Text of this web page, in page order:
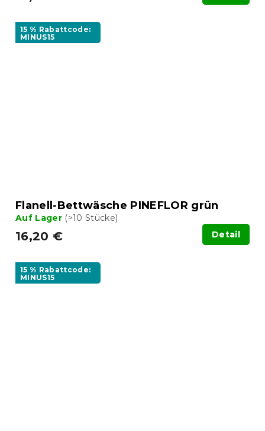
15 % Rabattcode:
MINUS15
Flanell-Bettwäsche PINEFLOR grün
Auf Lager (>10 Stücke)
16,20 € Detail
15 % Rabattcode:
MINUS15